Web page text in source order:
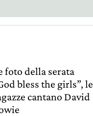
foto della serata
bless the girls”, le
cantano David